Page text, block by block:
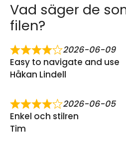
Vad säger de
filen?
2026-06-09
Easy to navigate and use
Håkan Lindell
2026-06-05
Enkel och stilren
Tim